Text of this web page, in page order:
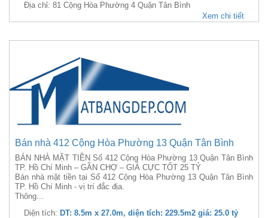
Địa chỉ: 81 Cộng Hòa Phường 4 Quận Tân Bình
Xem chi tiết
Bán nhà 412 Cộng Hòa Phường 13 Quận Tân Bình
BÁN NHÀ MẶT TIỀN Số 412 Cộng Hòa Phường 13 Quận Tân Bình
TP. Hồ Chí Minh – GẦN CHỢ – GIÁ CỰC TỐT 25 TỶ
Bán nhà mặt tiền tại Số 412 Cộng Hòa Phường 13 Quận Tân Bình
TP. Hồ Chí Minh - vị trí đắc địa.
Thông...
Diện tích: DT: 8.5m x 27.0m, diện tích: 229.5m2 giá: 25.0 tỷ